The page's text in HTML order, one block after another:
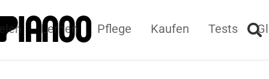
Lernen Pflege Kaufen Tests